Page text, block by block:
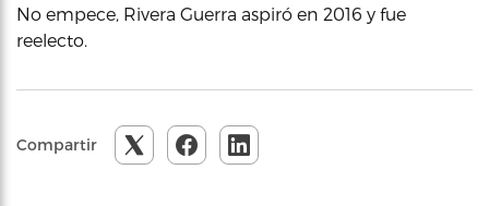
No empece, Rivera Guerra aspiró en 2016 y fue
reelecto.
Compartir